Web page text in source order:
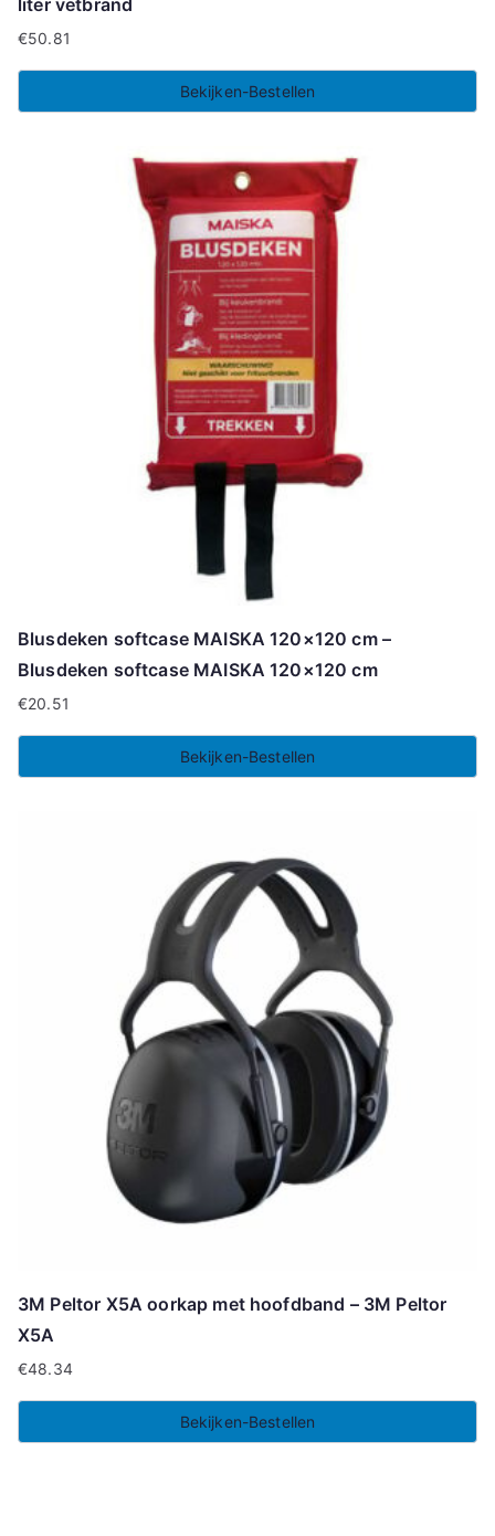
€50.81
Bekijken-Bestellen
Blusdeken softcase MAISKA 120×120 cm –
Blusdeken softcase MAISKA 120×120 cm
€20.51
Bekijken-Bestellen
3M Peltor X5A oorkap met hoofdband – 3M Peltor
X5A
€48.34
Bekijken-Bestellen